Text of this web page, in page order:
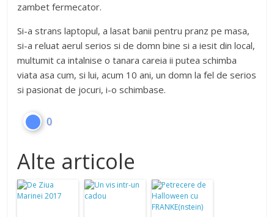
zambet fermecator.
Si-a strans laptopul, a lasat banii pentru pranz pe masa,
si-a reluat aerul serios si de domn bine si a iesit din local,
multumit ca intalnise o tanara careia ii putea schimba
viata asa cum, si lui, acum 10 ani, un domn la fel de serios
si pasionat de jocuri, i-o schimbase.
0
Alte articole